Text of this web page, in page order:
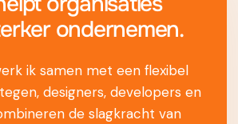
ondernemen.
ik samen met een flexibel
designers, developers en
de slagkracht van